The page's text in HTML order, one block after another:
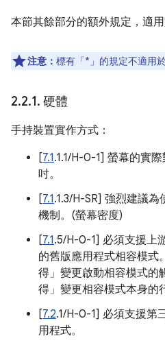
本節其餘部分的額外規定，適
注意： 標有「*」的規定不適用
2.2.1. 硬體
手持裝置實作方式：
[7.1.1.1/H-0-1] 螢幕的實
吋。
[7.1.1.3/H-SR] 強烈建議
機制。(螢幕密度)
[7.1.5/H-0-1] 必須支援上
的舊版應用程式相容模式
得」變更啟動相容模式的
得」變更相容模式本身的
[7.2.1/H-0-1] 必須支援第
用程式。